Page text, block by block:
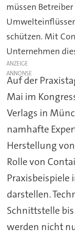
müssen
schützen. Mit
Unternehmen
ANZEIGE
Auf der
Mai im
Verlags in
namhafte
Herstellung
Rolle von
darstellen.
Schnittstelle
werden nicht